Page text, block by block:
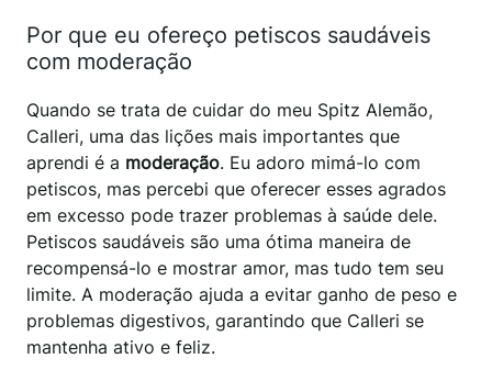
Por que eu ofereço petiscos saudáveis
com moderação
Quando se trata de cuidar do meu Spitz Alemão,
Calleri, uma das lições mais importantes que
aprendi é a moderação. Eu adoro mimá-lo com
petiscos, mas percebi que oferecer esses agrados
em excesso pode trazer problemas à saúde dele.
Petiscos saudáveis são uma ótima maneira de
recompensá-lo e mostrar amor, mas tudo tem seu
limite. A moderação ajuda a evitar ganho de peso e
problemas digestivos, garantindo que Calleri se
mantenha ativo e feliz.